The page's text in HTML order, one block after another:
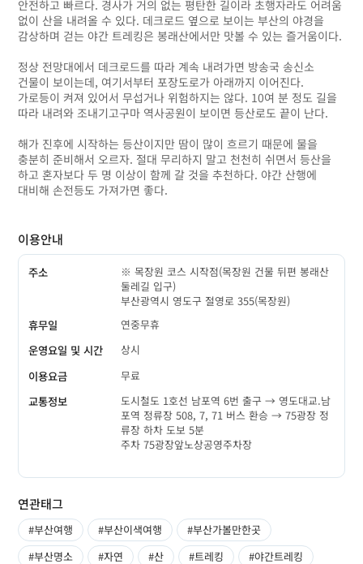
안전하고 빠르다. 경사가 거의 없는 평탄한 길이라 초행자라도 어려움
없이 산을 내려올 수 있다. 데크로드 옆으로 보이는 부산의 야경을
감상하며 걷는 야간 트레킹은 봉래산에서만 맛볼 수 있는 즐거움이다.
정상 전망대에서 데크로드를 따라 계속 내려가면 방송국 송신소
건물이 보이는데, 여기서부터 포장도로가 아래까지 이어진다.
가로등이 켜져 있어서 무섭거나 위험하지는 않다. 10여 분 정도 길을
따라 내려와 조내기고구마 역사공원이 보이면 등산로도 끝이 난다.
해가 진후에 시작하는 등산이지만 땀이 많이 흐르기 때문에 물을
충분히 준비해서 오르자. 절대 무리하지 말고 천천히 쉬면서 등산을
하고 혼자보다 두 명 이상이 함께 갈 것을 추천하다. 야간 산행에
대비해 손전등도 가져가면 좋다.
이용안내
주소
※ 목장원 코스 시작점(목장원 건물 뒤편 봉래산
둘레길 입구)
부산광역시 영도구 절영로 355(목장원)
휴무일
연중무휴
운영요일 및 시간
상시
이용요금
무료
교통정보
도시철도 1호선 남포역 6번 출구 → 영도대교.남
포역 정류장 508, 7, 71 버스 환승 → 75광장 정
류장 하차 도보 5분
주차 75광장앞노상공영주차장
연관태그
#부산여행 #부산이색여행
#부산가볼만한곳
#부산명소
#자연 #산 #트레킹
#야간트레킹